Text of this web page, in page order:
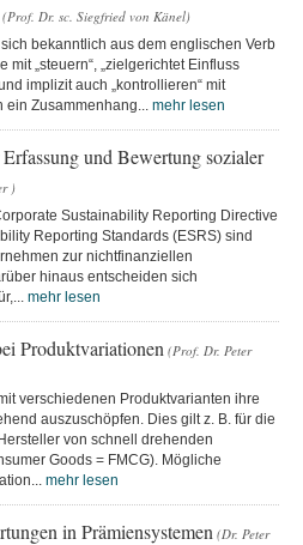
(Prof. Dr. sc. Siegfried von Känel)
bekanntlich aus dem englischen Verb
mit „steuern“, „zielgerichtet Einfluss
implizit auch „kontrollieren“ mit
ein Zusammenhang... mehr lesen
und Bewertung sozialer
)
Sustainability Reporting Directive
Reporting Standards (ESRS) sind
zur nichtfinanziellen
hinaus entscheiden sich
mehr lesen
Produktvariationen (Prof. Dr. Peter
verschiedenen Produktvarianten ihre
auszuschöpfen. Dies gilt z. B. für die
von schnell drehenden
Goods = FMCG). Mögliche
mehr lesen
in Prämiensystemen (Dr. Peter